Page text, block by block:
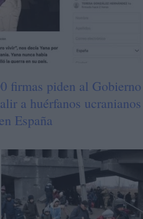
firmas piden al Gobierno
a huérfanos ucranianos
España